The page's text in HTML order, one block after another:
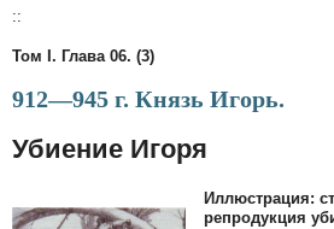
::
Том I. Глава 06. (3)
912—945 г. Князь Игорь.
Убиение Игоря
Иллюстрация:
репродукция